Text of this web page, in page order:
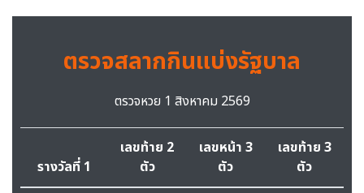
ตรวจสลากกินแบ่งรัฐบาล
ตรวจหวย 1 สิงหาคม 2569
รางวัลที่ 1
เลขท้าย 2
ตัว
เลขหน้า 3
ตัว
เลขท้าย 3
ตัว